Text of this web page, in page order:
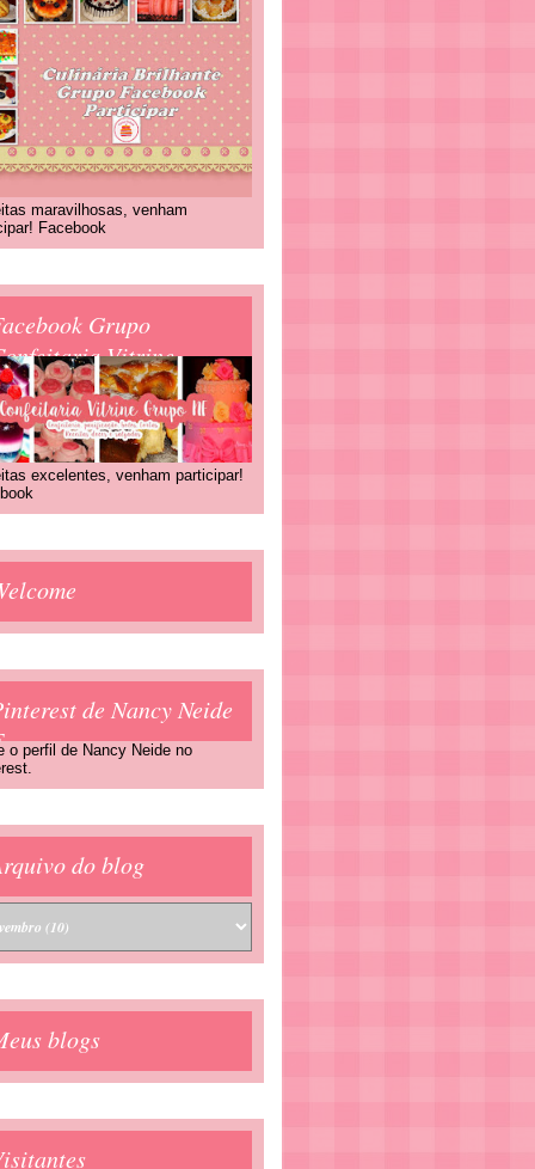
maravilhosas, venham
Facebook
Grupo
Vitrine
excelentes, venham participar!
de Nancy Neide
o perfil de Nancy Neide no
do blog
blogs